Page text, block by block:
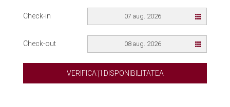
Check-in 07 aug. 2026
Check-out 08 aug. 2026
VERIFICAȚI DISPONIBILITATEA